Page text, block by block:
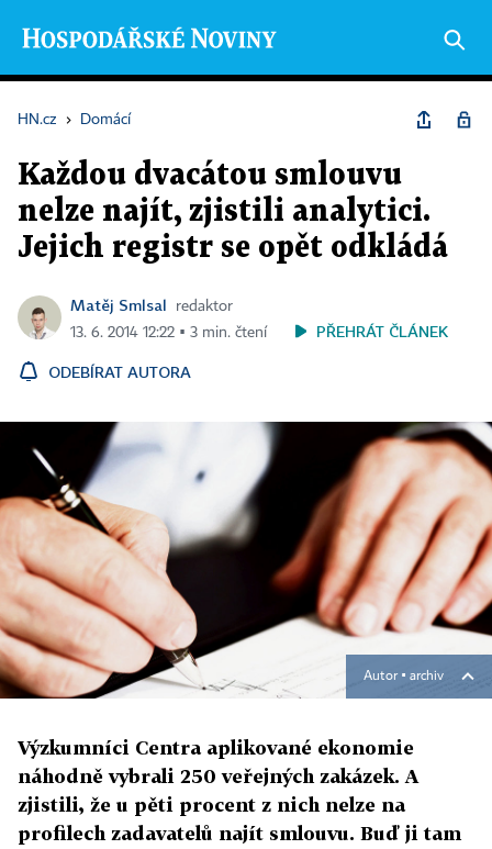
HN.cz › Domácí
Každou dvacátou smlouvu
nelze najít, zjistili analytici.
Jejich registr se opět odkládá
Matěj Smlsal
redaktor
13. 6. 2014 12:22 ▪ 3 min. čtení
PŘEHRÁT ČLÁNEK
ODEBÍRAT AUTORA
Autor ▪ archiv
Výzkumníci Centra aplikované ekonomie
náhodně vybrali 250 veřejných zakázek. A
zjistili, že u pěti procent z nich nelze na
profilech zadavatelů najít smlouvu. Buď ji tam